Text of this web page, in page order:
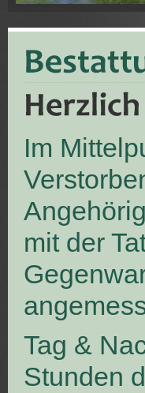
Im
mit der
Tag &
Stunden